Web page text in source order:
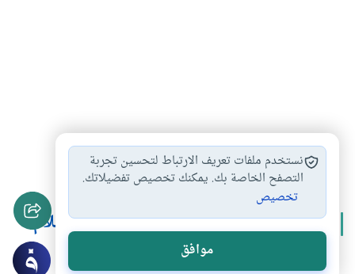
الصلاة # الجمعة
المزيد من سلسلةمكانة الجمعة في الإسلام
ذكر الله أثناء خطبة الجمعـــة
نستخدم ملفات تعريف الارتباط لتحسين تجربة
التصفح الخاصة بك. يمكنك تخصيص تفضيلاتك.
تخصيص
موافق